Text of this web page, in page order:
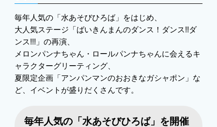
毎年人気の「水あそびひろば」をはじめ、
大人気ステージ「ばいきんまんのダンス！ダンス!!ダ
ンス!!!」の再演、
メロンパンナちゃん・ロールパンナちゃんに会えるキ
ャラクターグリーティング、
夏限定企画「アンパンマンのおおきなガシャポン」な
ど、イベントが盛りだくさんです。
毎年人気の「水あそびひろば」を開催